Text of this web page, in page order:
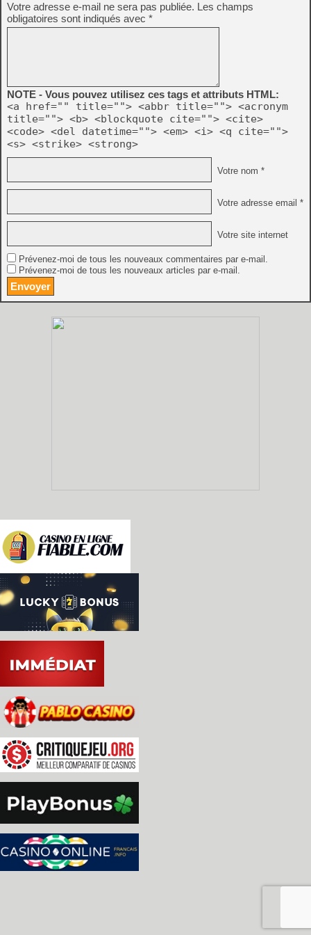
Votre adresse e-mail ne sera pas publiée. Les champs
obligatoires sont indiqués avec *
NOTE - Vous pouvez utilisez ces tags et attributs HTML:
<a href="" title=""> <abbr title=""> <acronym
title=""> <b> <blockquote cite=""> <cite>
<code> <del datetime=""> <em> <i> <q cite="">
<s> <strike> <strong>
Votre nom *
Votre adresse email *
Votre site internet
Prévenez-moi de tous les nouveaux commentaires par e-mail.
Prévenez-moi de tous les nouveaux articles par e-mail.